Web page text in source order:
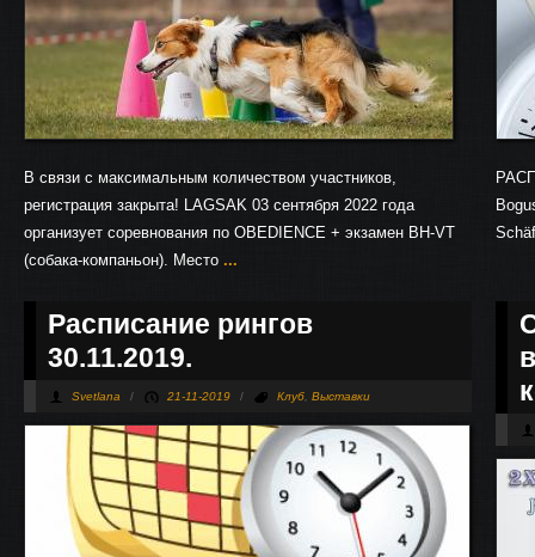
В связи с максимальным количеством участников,
регистрация закрыта! LAGSAK 03 сентября 2022 года
организует соревнования по OBEDIENCE + экзамен BH-VT
(собака-компаньон). Место ...
Расписание рингов
30.11.2019.
Svetlana / 21-11-2019 / Клуб Выставки